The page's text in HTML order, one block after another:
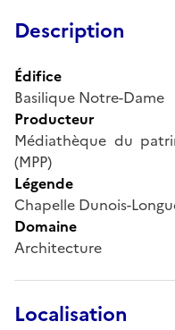
Description
Édifice
Basilique Notre-Dame
Producteur
Médiathèque du
(MPP)
Légende
Chapelle Dunois-
Domaine
Architecture
Localisation